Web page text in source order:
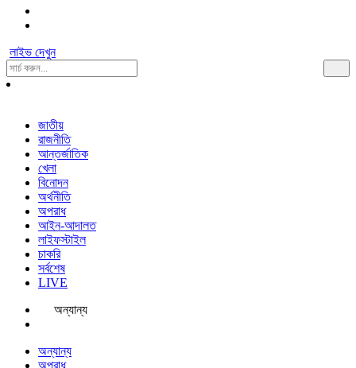
লাইভ দেখুন
Search
For:
জাতীয়
রাজনীতি
আন্তর্জাতিক
খেলা
বিনোদন
অর্থনীতি
অপরাধ
আইন-আদালত
লাইফস্টাইল
চাকরি
সর্বশেষ
LIVE
অন্যান্য
অন্যান্য
অপরাধ